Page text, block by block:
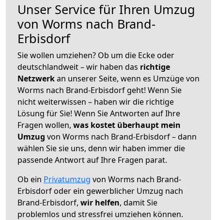
Unser Service für Ihren Umzug
von Worms nach Brand-
Erbisdorf
Sie wollen umziehen? Ob um die Ecke oder
deutschlandweit – wir haben das richtige
Netzwerkan unserer Seite, wenn es Umzüge von
Worms nach Brand-Erbisdorf geht! Wenn Sie
nicht weiterwissen – haben wir die richtige
Lösung für Sie! Wenn Sie Antworten auf Ihre
Fragen wollen, was kostet überhaupt mein
Umzug von Worms nach Brand-Erbisdorf – dann
wählen Sie sie uns, denn wir haben immer die
passende Antwort auf Ihre Fragen parat.
Ob ein Privatumzug von Worms nach Brand-
Erbisdorf oder ein gewerblicher Umzug nach
Brand-Erbisdorf, wir helfen, damit Sie
problemlos und stressfrei umziehen können.